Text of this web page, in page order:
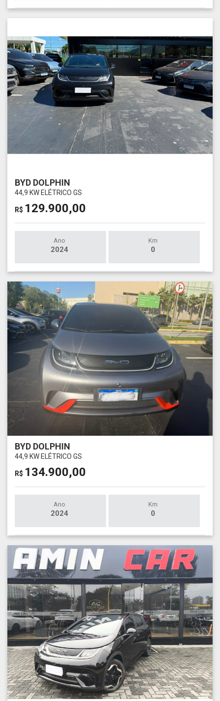
BYD DOLPHIN
44,9 KW ELÉTRICO GS
R$ 129.900,00
Ano
2024
Km
0
BYD DOLPHIN
44,9 KW ELÉTRICO GS
R$ 134.900,00
Ano
2024
Km
0